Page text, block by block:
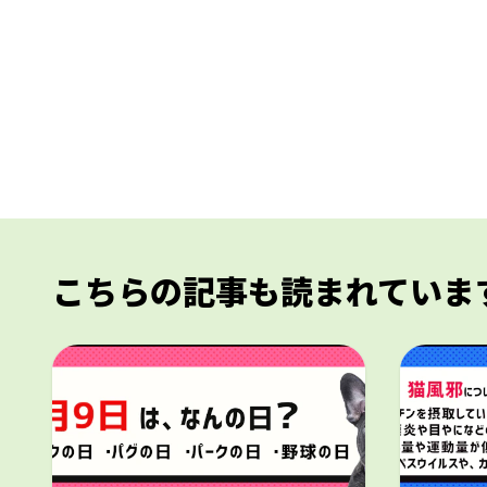
こちらの記事も読まれていま